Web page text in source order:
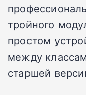
тройного
простом
между
старшей